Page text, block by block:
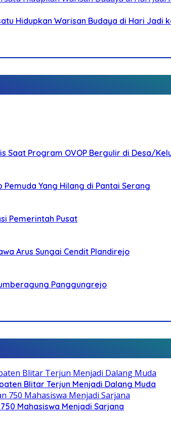
Hidupkan Warisan Budaya di Hari Jadi
Saat Program OVOP Bergulir di Desa/
Yang Hilang di Pantai Serang
Pemerintah Pusat
Arus Sungai Cendit Plandirejo
Panggungrejo
Blitar Terjun Menjadi Dalang Muda
Mahasiswa Menjadi Sarjana